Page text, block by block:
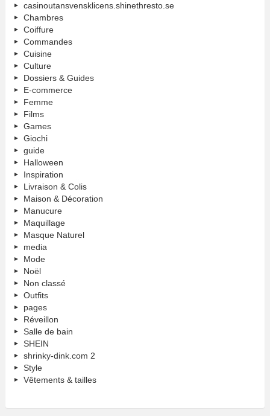
casinoutansvensklicens.shinethresto.se
Chambres
Coiffure
Commandes
Cuisine
Culture
Dossiers & Guides
E-commerce
Femme
Films
Games
Giochi
guide
Halloween
Inspiration
Livraison & Colis
Maison & Décoration
Manucure
Maquillage
Masque Naturel
media
Mode
Noël
Non classé
Outfits
pages
Réveillon
Salle de bain
SHEIN
shrinky-dink.com 2
Style
Vêtements & tailles